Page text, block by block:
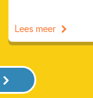
Lees meer